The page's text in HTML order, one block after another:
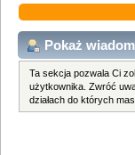
Pokaż
Ta sekcja pozwala Ci
użytkownika. Zwróć
działach do których